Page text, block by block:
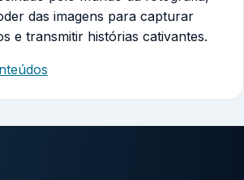
das imagens para capturar
e transmitir histórias cativantes.